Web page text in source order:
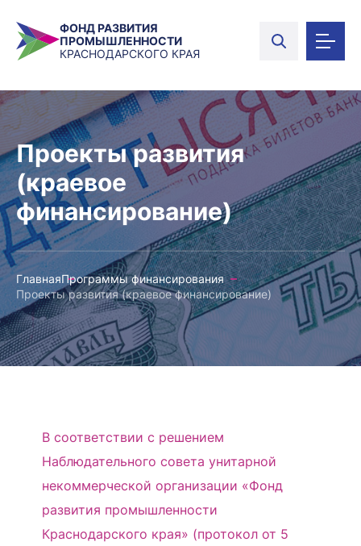
ФОНД РАЗВИТИЯ
ПРОМЫШЛЕННОСТИ
КРАСНОДАРСКОГО КРАЯ
Проекты развития
(краевое
финансирование)
ГлавнаяПрограммы финансирования
Проекты развития (краевое финансирование)
В соответствии с решением
Наблюдательного совета унитарной
некоммерческой организации «Фонд
развития промышленности
Краснодарского края» (протокол от 5